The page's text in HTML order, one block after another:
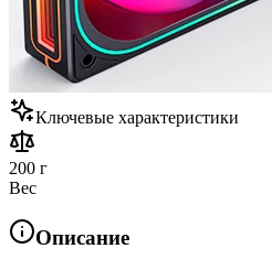
Ключевые характеристики
200 г
Вес
Описание